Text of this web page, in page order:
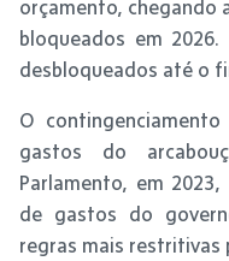
orçamento, chegando
bloqueados em
desbloqueados até o
O
gastos do
Parlamento, em
de gastos do
regras mais restritivas